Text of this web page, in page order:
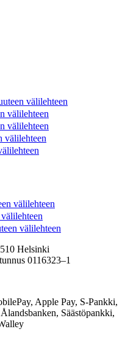
välilehteen
välilehteen
välilehteen
välilehteen
välilehteen
välilehteen
Helsinki
0116323–1
Apple Pay, S-Pankki,
Säästöpankki,